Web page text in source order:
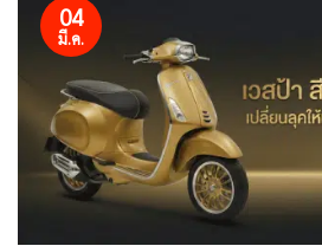
04
มี.ค.